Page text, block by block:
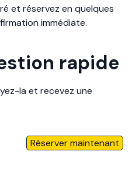
et réservez en quelques
immédiate.
rapide
la et recevez une
Réserver maintenant